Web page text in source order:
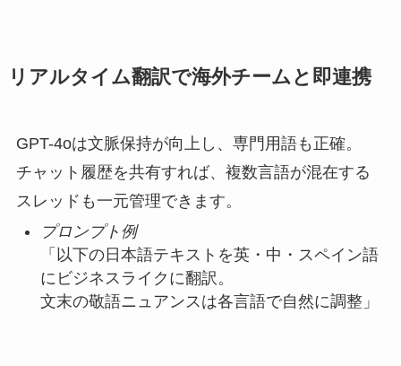
リアルタイム翻訳で海外チームと即連携
GPT-4oは文脈保持が向上し、専門用語も正確。
チャット履歴を共有すれば、複数言語が混在する
スレッドも一元管理できます。
プロンプト例
「以下の日本語テキストを英・中・スペイン語
にビジネスライクに翻訳。
文末の敬語ニュアンスは各言語で自然に調整」